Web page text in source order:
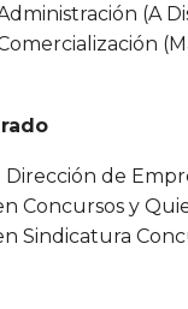
(A
de
Concursos y
Sindicatura